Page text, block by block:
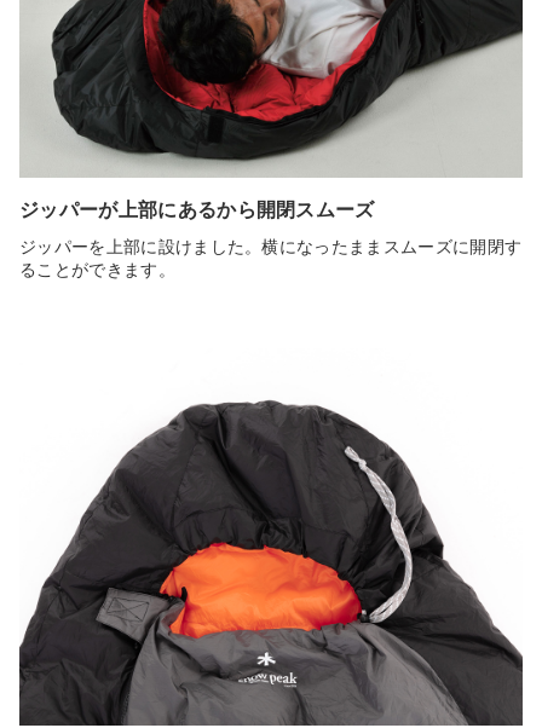
ジッパーが上部にあるから開閉スムーズ
ジッパーを上部に設けました。横になったままスムーズに開閉す
ることができます。